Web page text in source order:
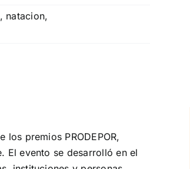
, natacion,
premios PRODEPOR,
El evento se desarrolló en el